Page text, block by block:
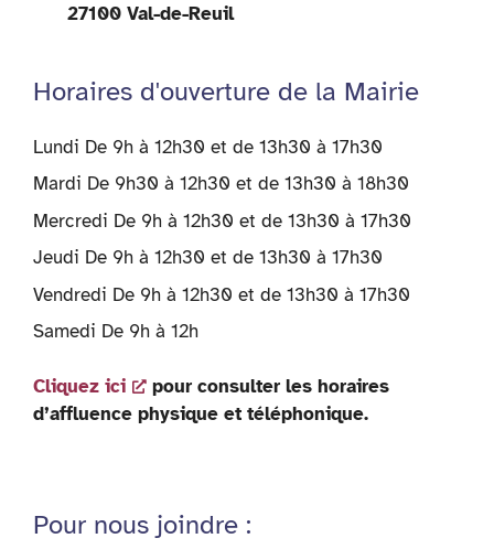
27100 Val-de-Reuil
Horaires d'ouverture de la Mairie
Lundi De 9h à 12h30 et de 13h30 à 17h30
Mardi De 9h30 à 12h30 et de 13h30 à 18h30
Mercredi De 9h à 12h30 et de 13h30 à 17h30
Jeudi De 9h à 12h30 et de 13h30 à 17h30
Vendredi De 9h à 12h30 et de 13h30 à 17h30
Samedi De 9h à 12h
Cliquez ici
pour consulter les horaires
d’affluence physique et téléphonique.
Pour nous joindre :